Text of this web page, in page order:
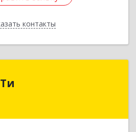
контакты
Назад
обл, Рославльский р-н,